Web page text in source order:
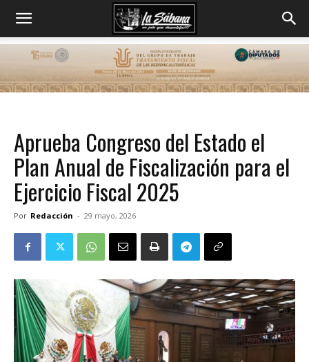
Aprueba Congreso del Estado el
Plan Anual de Fiscalización para el
Ejercicio Fiscal 2025
Por Redacción - 29 mayo, 2026